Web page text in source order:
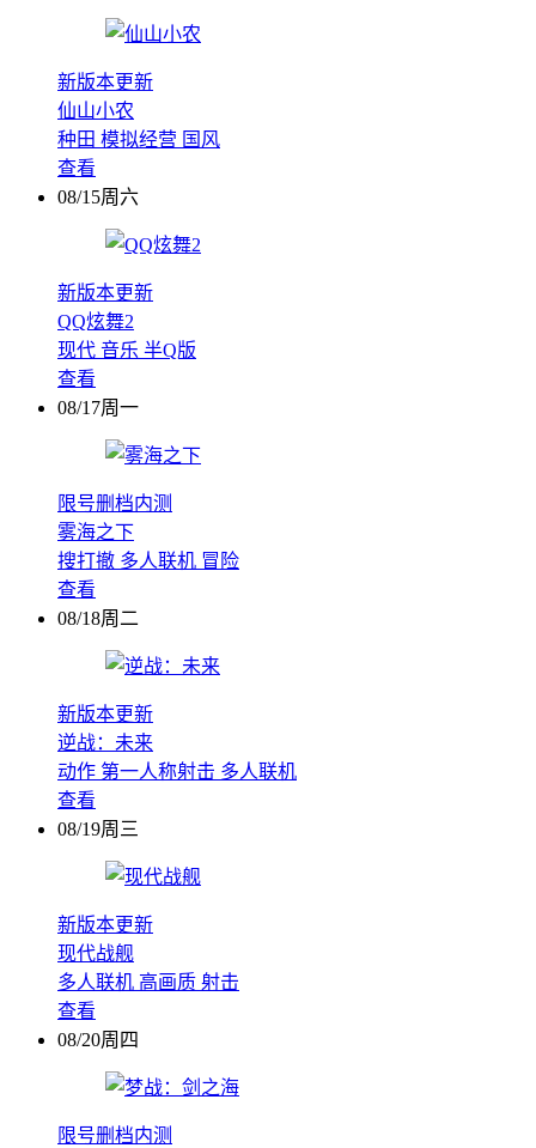
新版本更新
仙山小农
种田 模拟经营 国风
查看
08/15周六
新版本更新
QQ炫舞2
现代 音乐 半Q版
查看
08/17周一
限号删档内测
雾海之下
搜打撤 多人联机 冒险
查看
08/18周二
新版本更新
逆战：未来
动作 第一人称射击 多人联机
查看
08/19周三
新版本更新
现代战舰
多人联机 高画质 射击
查看
08/20周四
限号删档内测